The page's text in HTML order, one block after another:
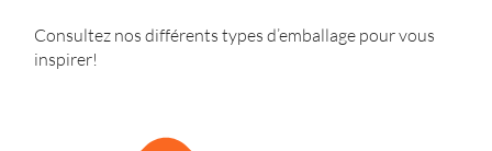
Consultez nos différents types d’emballage pour vous
inspirer!